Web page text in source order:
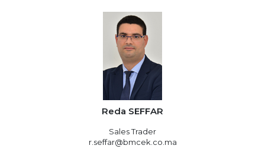
Reda SEFFAR
Sales Trader
r.seffar@bmcek.co.ma